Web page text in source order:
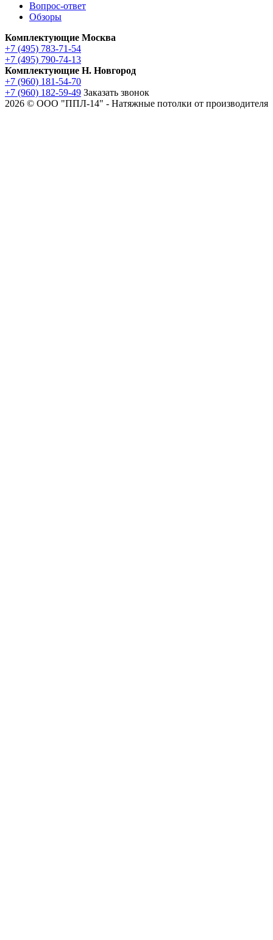
Вопрос-ответ
Обзоры
Комплектующие Москва
+7 (495) 783-71-54
+7 (495) 790-74-13
Комплектующие Н. Новгород
+7 (960) 181-54-70
+7 (960) 182-59-49 Заказать звонок
2026 © ООО "ППЛ-14" - Натяжные потолки от производителя